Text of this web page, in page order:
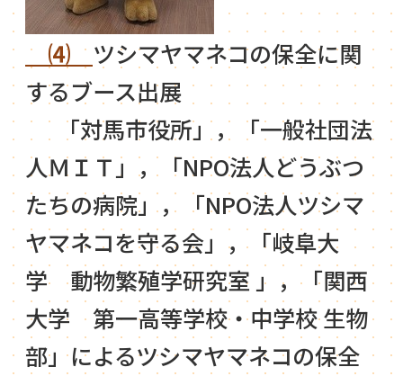
⑷ ツシマヤマネコの保全に関
するブース出展
「対馬市役所」，「一般社団法
人ＭＩＴ」，「NPO法人どうぶつ
たちの病院」，「NPO法人ツシマ
ヤマネコを守る会」，「岐阜大
学 動物繁殖学研究室 」，「関西
大学 第一高等学校・中学校 生物
部」によるツシマヤマネコの保全